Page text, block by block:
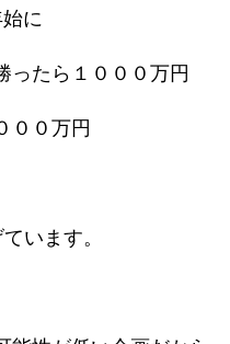
に
ったら１０００万円
００万円
います。